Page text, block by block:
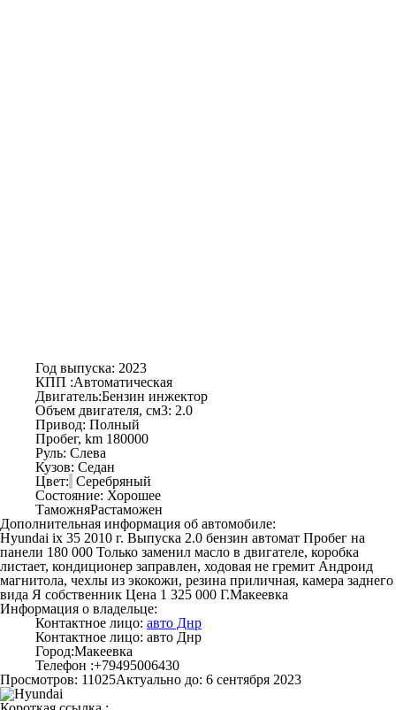
Год выпуска: 2023
КПП :Автоматическая
Двигатель:Бензин инжектор
Объем двигателя, см3: 2.0
Привод: Полный
Пробег, km 180000
Руль: Слева
Кузов: Седан
Цвет: Серебряный
Состояние: Хорошее
ТаможняРастаможен
Дополнительная информация об автомобиле:
Hyundai ix 35 2010 г. Выпуска 2.0 бензин автомат Пробег на
панели 180 000 Только заменил масло в двигателе, коробка
листает, кондиционер заправлен, ходовая не гремит Андроид
магнитола, чехлы из экокожи, резина приличная, камера заднего
вида Я собственник Цена 1 325 000 Г.Макеевка
Информация о владельце:
Контактное лицо: авто Днр
Контактное лицо: авто Днр
Город:Макеевка
Телефон :+79495006430
Просмотров: 11025Актуально до: 6 сентября 2023